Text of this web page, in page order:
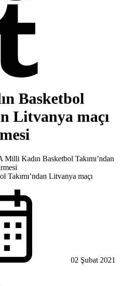
Basketbol
Litvanya maçı
Milli Kadın Basketbol Takımı’ndan
02 Şubat 2021